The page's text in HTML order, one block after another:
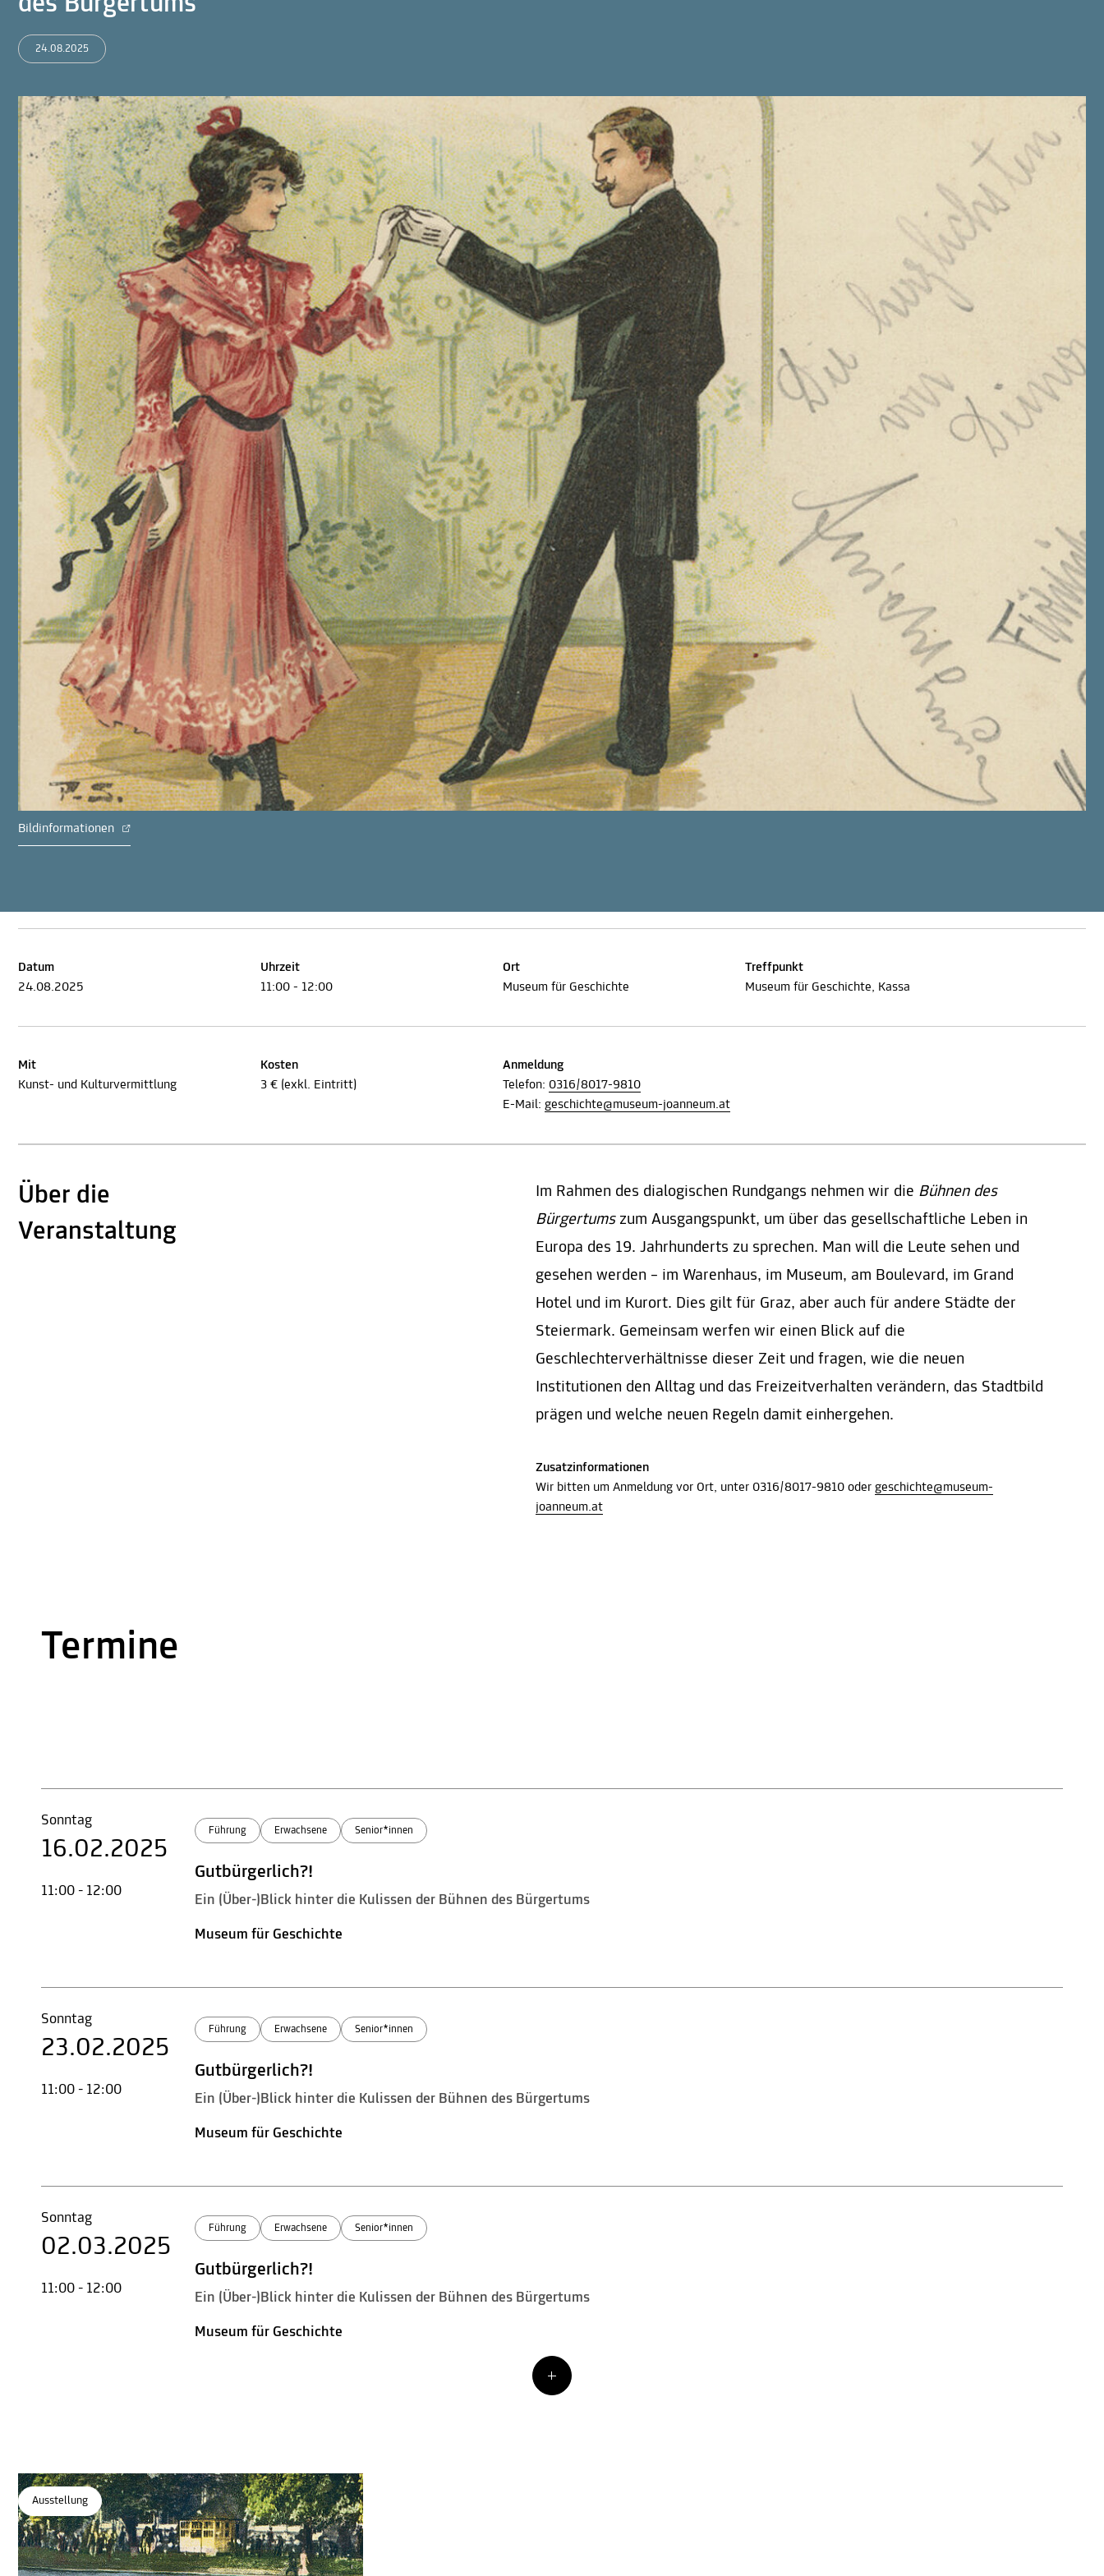
24.08.2025
Bildinformationen
Datum
24.08.2025
Uhrzeit
11:00 - 12:00
Ort
Museum für Geschichte
Treffpunkt
Museum für Geschichte, Kassa
Mit
Kunst- und Kulturvermittlung
Kosten
3 € (exkl. Eintritt)
Anmeldung
Telefon: 0316/8017-9810
E-Mail: geschichte@museum-joanneum.at
Über die
Veranstaltung
Im Rahmen des dialogischen Rundgangs nehmen wir die Bühnen des
Bürgertumszum Ausgangspunkt, um über das gesellschaftliche Leben in
Europa des 19. Jahrhunderts zu sprechen. Man will die Leute sehen und
gesehen werden – im Warenhaus, im Museum, am Boulevard, im Grand
Hotel und im Kurort. Dies gilt für Graz, aber auch für andere Städte der
Steiermark. Gemeinsam werfen wir einen Blick auf die
Geschlechterverhältnisse dieser Zeit und fragen, wie die neuen
Institutionen den Alltag und das Freizeitverhalten verändern, das Stadtbild
prägen und welche neuen Regeln damit einhergehen.
Zusatzinformationen
Wir bitten um Anmeldung vor Ort, unter 0316/8017-9810 oder geschichte@museum-
joanneum.at
Termine
Sonntag
16.02.2025
11:00 - 12:00
Führung Erwachsene Senior*innen
Gutbürgerlich?!
Ein (Über-)Blick hinter die Kulissen der Bühnen des Bürgertums
Museum für Geschichte
Sonntag
23.02.2025
11:00 - 12:00
Führung Erwachsene Senior*innen
Gutbürgerlich?!
Ein (Über-)Blick hinter die Kulissen der Bühnen des Bürgertums
Museum für Geschichte
Sonntag
02.03.2025
11:00 - 12:00
Führung Erwachsene Senior*innen
Gutbürgerlich?!
Ein (Über-)Blick hinter die Kulissen der Bühnen des Bürgertums
Museum für Geschichte
Ausstellung